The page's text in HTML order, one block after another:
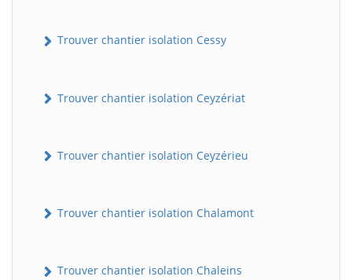
Trouver chantier isolation Cessy
Trouver chantier isolation Ceyzériat
Trouver chantier isolation Ceyzérieu
Trouver chantier isolation Chalamont
Trouver chantier isolation Chaleins